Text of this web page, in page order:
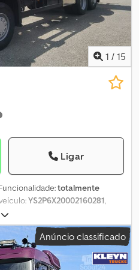
1 / 15
Ligar
totalmente
YS2P6X20002160281,
matrícula:
000 kg, tamanho do pneu:
6x2 , distância entre eixos:
1 350 mm, combustível: diesel,
, cabina do condutor:
Anúncio classificado